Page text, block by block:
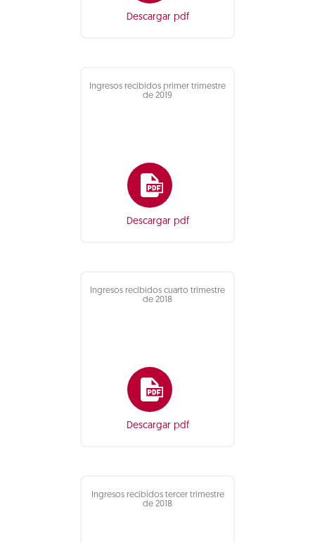
Descargar pdf
Ingresos recibidos primer trimestre
de 2019
Descargar pdf
Ingresos recibidos cuarto trimestre
de 2018
Descargar pdf
Ingresos recibidos tercer trimestre
de 2018